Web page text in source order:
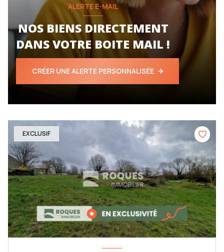
ALERTE E-MAIL
NOS BIENS DIRECTEMENT
DANS VOTRE BOITE MAIL !
CRÉER UNE ALERTE PERSONNALISÉE
EXCLUSIF